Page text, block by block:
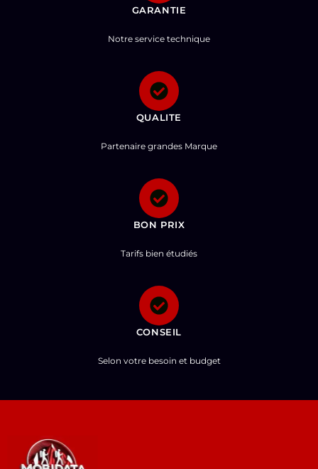
GARANTIE
Notre service technique
QUALITE
Partenaire grandes Marque
BON PRIX
Tarifs bien étudiés
CONSEIL
Selon votre besoin et budget